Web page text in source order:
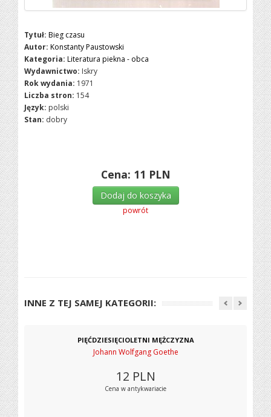
Tytuł: Bieg czasu
Autor: Konstanty Paustowski
Kategoria: Literatura piekna - obca
Wydawnictwo: Iskry
Rok wydania: 1971
Liczba stron: 154
Język: polski
Stan: dobry
Cena: 11 PLN
Dodaj do koszyka
powrót
INNE Z TEJ SAMEJ KATEGORII:
PIĘĆDZIESIĘCIOLETNI MĘŻCZYZNA
Johann Wolfgang Goethe
12 PLN
Cena w antykwariacie